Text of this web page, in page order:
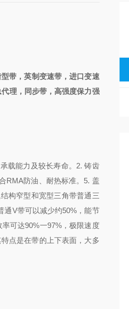
带，英制变速带，进口变速
理，同步带，高强度保力强
载能力及较长寿命。 2. 铸齿
RMA防油、耐热标准。 5. 盖
构窄型和宽型三角带普通三
通V带可以减少约50%，能节
可达90%一97%，极限速度
点是在带的上下表面，大多